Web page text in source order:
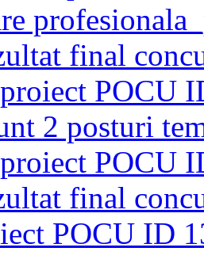
final
POCU
2 posturi
POCU
final
POCU ID